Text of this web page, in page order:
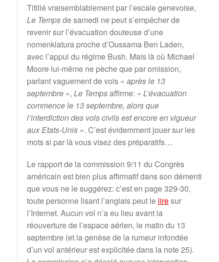
Titillé vraisemblablement par l’escale genevoise,
Le Tempsde samedi ne peut s’empêcher de
revenir sur l’évacuation douteuse d’une
nomenklatura proche d’Oussama Ben Laden,
avec l’appui du régime Bush. Mais là où Michael
Moore lui-même ne pèche que par omission,
parlant vaguement de vols « après le 13
septembre », Le Tempsaffirme: « L’évacuation
commence le 13 septembre, alors que
l’interdiction des vols civils est encore en vigueur
aux Etats-Unis ». C’est évidemment jouer sur les
mots si par là vous visez des préparatifs…
Le rapport de la commission 9/11 du Congrès
américain est bien plus affirmatif dans son démenti
que vous ne le suggérez: c’est en page 329-30,
toute personne lisant l’anglais peut le liresur
l’Internet. Aucun vol n’a eu lieu avant la
réouverture de l’espace aérien, le matin du 13
septembre (et la genèse de la rumeur infondée
d’un vol antérieur est explicitée dans la note 25).